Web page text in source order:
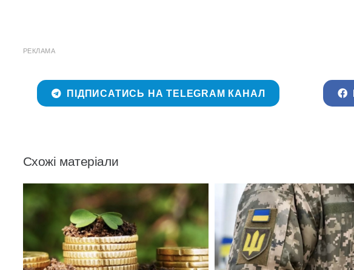
РЕКЛАМА
ПІДПИСАТИСЬ НА TELEGRAM КАНАЛ
Схожі матеріали